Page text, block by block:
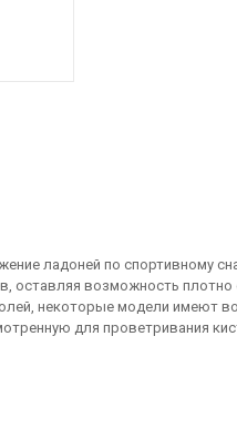
ладоней по спортивному
оставляя возможность плотно
некоторые модели имеют
для проветривания